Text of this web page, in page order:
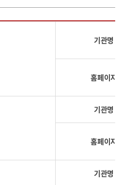
기관명
홈페이지
기관명
홈페이지
기관명